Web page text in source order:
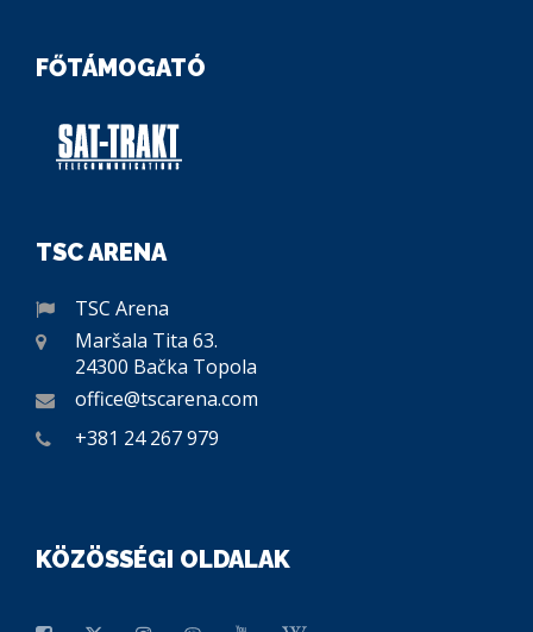
FŐTÁMOGATÓ
TSC ARENA
TSC Arena
Maršala Tita 63.
24300 Bačka Topola
office@tscarena.com
+381 24 267 979
KÖZÖSSÉGI OLDALAK